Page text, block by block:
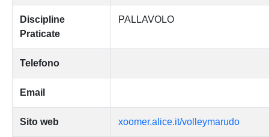
Discipline
Praticate
PALLAVOLO
Telefono
Email
Sito web xoomer.alice.it/volleymarudo